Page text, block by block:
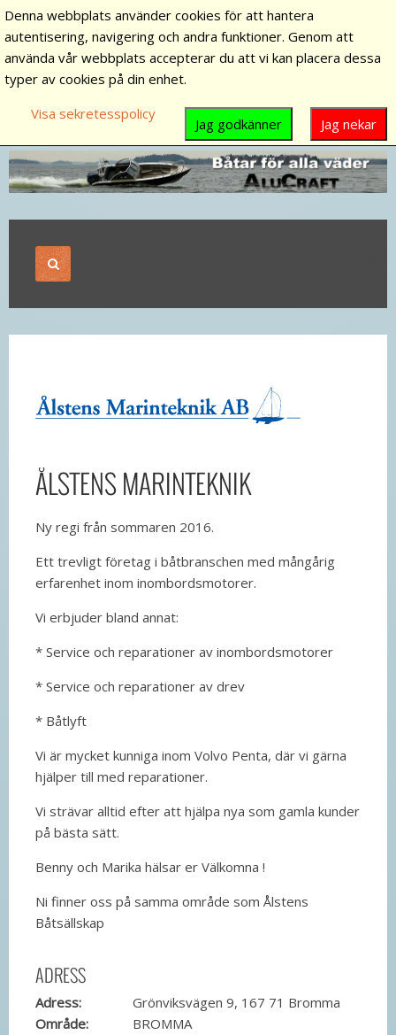
ÅLSTENS MARINTEKNIK
Ny regi från sommaren 2016.
Ett trevligt företag i båtbranschen med mångårig
erfarenhet inom inombordsmotorer.
Vi erbjuder bland annat:
* Service och reparationer av inombordsmotorer
* Service och reparationer av drev
* Båtlyft
Vi är mycket kunniga inom Volvo Penta, där vi gärna
hjälper till med reparationer.
Vi strävar alltid efter att hjälpa nya som gamla kunder
på bästa sätt.
Benny och Marika hälsar er Välkomna !
Ni finner oss på samma område som Ålstens
Båtsällskap
ADRESS
Adress:
Grönviksvägen 9, 167 71 Bromma
Område:
BROMMA
Denna webbplats använder cookies för att hantera
autentisering, navigering och andra funktioner. Genom att
använda vår webbplats accepterar du att vi kan placera dessa
typer av cookies på din enhet.
Visa sekretesspolicy
Jag nekar
Jag godkänner